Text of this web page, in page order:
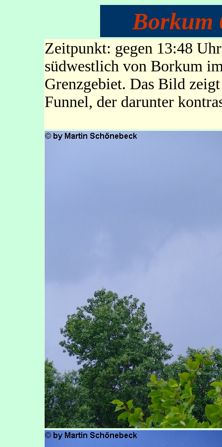
Borkum
Zeitpunkt: gegen 13:48
südwestlich von Borkum
Grenzgebiet. Das Bild
Funnel, der darunter